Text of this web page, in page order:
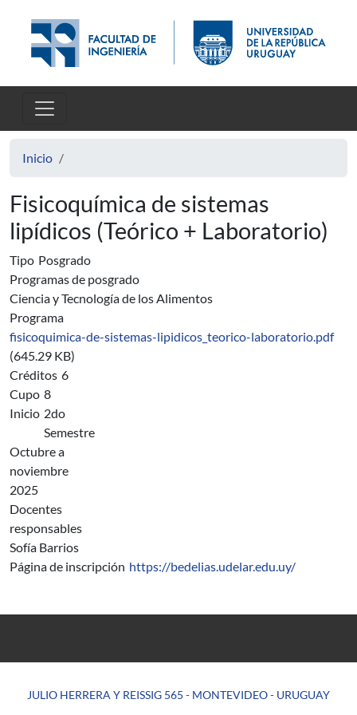
Inicio
Fisicoquímica de sistemas
lipídicos (Teórico + Laboratorio)
Tipo Posgrado
Programas de posgrado
Ciencia y Tecnología de los Alimentos
Programa
fisicoquimica-de-sistemas-lipidicos_teorico-laboratorio.pdf
(645.29 KB)
Créditos 6
Cupo 8
Inicio 2do
Semestre
Octubre a
noviembre
2025
Docentes
responsables
Sofía Barrios
Página de inscripción https://bedelias.udelar.edu.uy/
JULIO HERRERA Y REISSIG 565 - MONTEVIDEO - URUGUAY